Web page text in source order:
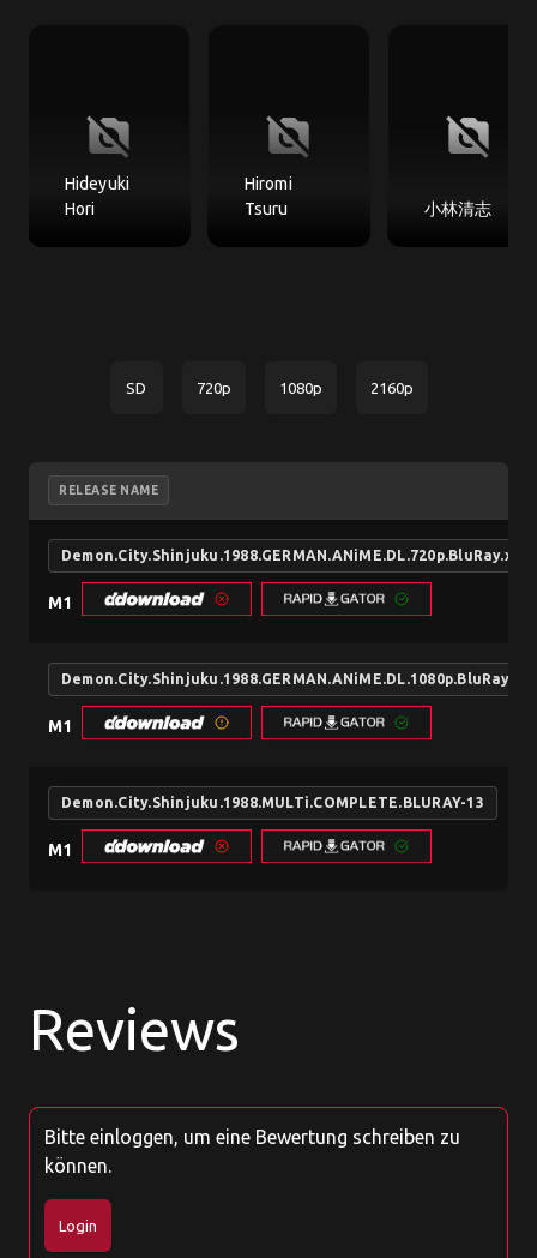
no_photography
Hideyuki
Hori
no_photography
Hiromi
Tsuru
no_photography
小林清志
SD 720p 1080p 2160p
RELEASE NAME
M1
M1
Demon.City.Shinjuku.1988.MULTi.COMPLETE.BLURAY-13
M1
Reviews
Bitte einloggen, um eine Bewertung schreiben zu
können.
Login